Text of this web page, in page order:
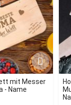
mit Messer
- Name